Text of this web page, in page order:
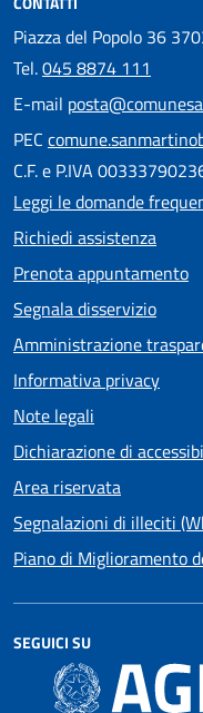
Piazza del Popolo 36
Tel.045 8874 111
E-mail
PEC
C.F. e P.IVA
Leggi le domande
Richiedi assistenza
Prenota appuntamento
Segnala disservizio
Amministrazione
Informativa privacy
Note legali
Dichiarazione di
Area riservata
Segnalazioni di illeciti
Piano di Miglioramento
SEGUICI SU